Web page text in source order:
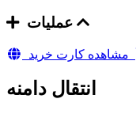
مشاهده کارت خرید
انتقال دامنه